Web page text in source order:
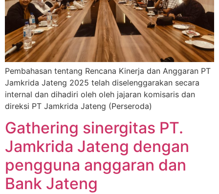
Pembahasan tentang Rencana Kinerja dan Anggaran PT
Jamkrida Jateng 2025 telah diselenggarakan secara
internal dan dihadiri oleh oleh jajaran komisaris dan
direksi PT Jamkrida Jateng (Perseroda)
Gathering sinergitas PT.
Jamkrida Jateng dengan
pengguna anggaran dan
Bank Jateng